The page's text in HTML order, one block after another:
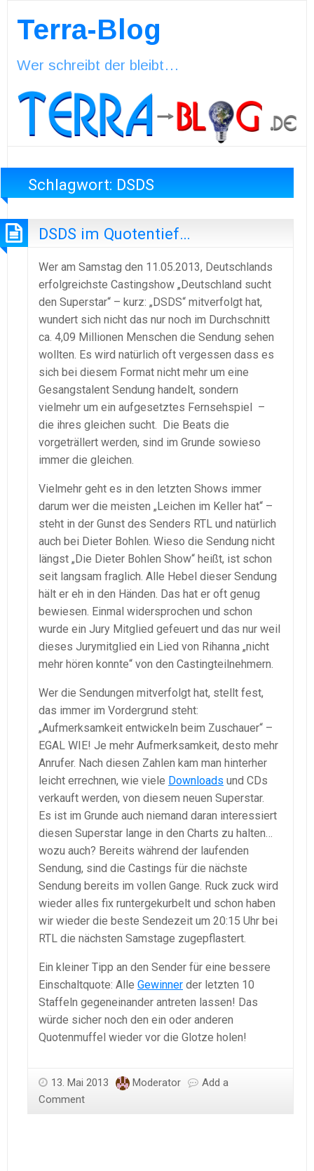
Terra-Blog
Wer schreibt der bleibt…
Schlagwort: DSDS
DSDS im Quotentief…
Wer am Samstag den 11.05.2013, Deutschlands
erfolgreichste Castingshow „Deutschland sucht
den Superstar“ – kurz: „DSDS“ mitverfolgt hat,
wundert sich nicht das nur noch im Durchschnitt
ca. 4,09 Millionen Menschen die Sendung sehen
wollten. Es wird natürlich oft vergessen dass es
sich bei diesem Format nicht mehr um eine
Gesangstalent Sendung handelt, sondern
vielmehr um ein aufgesetztes Fernsehspiel –
die ihres gleichen sucht. Die Beats die
vorgeträllert werden, sind im Grunde sowieso
immer die gleichen.
Vielmehr geht es in den letzten Shows immer
darum wer die meisten „Leichen im Keller hat“ –
steht in der Gunst des Senders RTL und natürlich
auch bei Dieter Bohlen. Wieso die Sendung nicht
längst „Die Dieter Bohlen Show“ heißt, ist schon
seit langsam fraglich. Alle Hebel dieser Sendung
hält er eh in den Händen. Das hat er oft genug
bewiesen. Einmal widersprochen und schon
wurde ein Jury Mitglied gefeuert und das nur weil
dieses Jurymitglied ein Lied von Rihanna „nicht
mehr hören konnte“ von den Castingteilnehmern.
Wer die Sendungen mitverfolgt hat, stellt fest,
das immer im Vordergrund steht:
„Aufmerksamkeit entwickeln beim Zuschauer“ –
EGAL WIE! Je mehr Aufmerksamkeit, desto mehr
Anrufer. Nach diesen Zahlen kam man hinterher
leicht errechnen, wie viele Downloads und CDs
verkauft werden, von diesem neuen Superstar.
Es ist im Grunde auch niemand daran interessiert
diesen Superstar lange in den Charts zu halten…
wozu auch? Bereits während der laufenden
Sendung, sind die Castings für die nächste
Sendung bereits im vollen Gange. Ruck zuck wird
wieder alles fix runtergekurbelt und schon haben
wir wieder die beste Sendezeit um 20:15 Uhr bei
RTL die nächsten Samstage zugepflastert.
Ein kleiner Tipp an den Sender für eine bessere
Einschaltquote: Alle Gewinner der letzten 10
Staffeln gegeneinander antreten lassen! Das
würde sicher noch den ein oder anderen
Quotenmuffel wieder vor die Glotze holen!
13. Mai 2013 Moderator
Add a
Comment